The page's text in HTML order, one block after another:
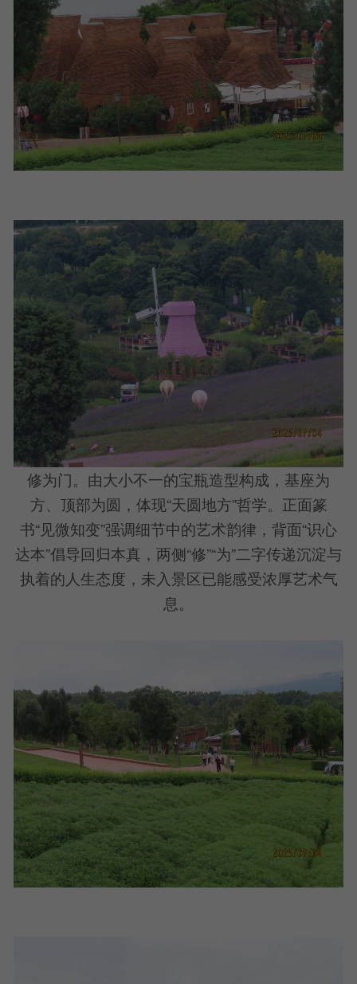
修为门。由大小不一的宝瓶造型构成，基座为
方、顶部为圆，体现“天圆地方”哲学。正面篆
书“见微知变”强调细节中的艺术韵律，背面“识心
达本”倡导回归本真，两侧“修”“为”二字传递沉淀与
执着的人生态度，未入景区已能感受浓厚艺术气
息。